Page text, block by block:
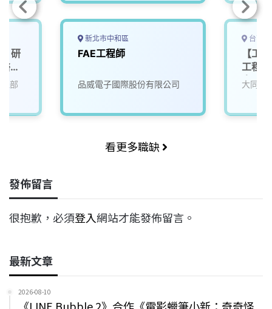
研
療
部
新北市中和區
FAE工程師
品威電子國際股份有限公司
台南
【工
工程
南)
大同智
看更多職缺
發佈留言
很抱歉，必須登入網站才能發佈留言。
最新文章
2026-08-10